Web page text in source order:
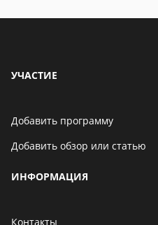
УЧАСТИЕ
Добавить программу
Добавить обзор или статью
ИНФОРМАЦИЯ
Контакты